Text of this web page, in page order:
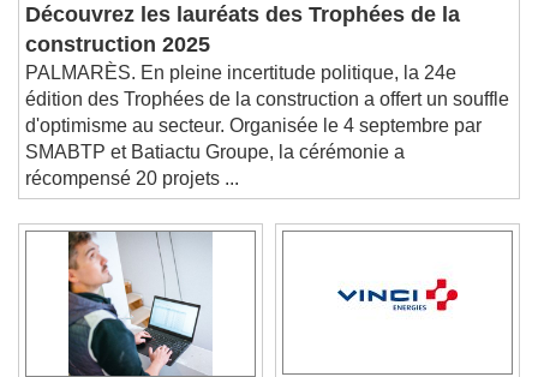
Découvrez les lauréats des Trophées de la
construction 2025
PALMARÈS. En pleine incertitude politique, la 24e
édition des Trophées de la construction a offert un souffle
d'optimisme au secteur. Organisée le 4 septembre par
SMABTP et Batiactu Groupe, la cérémonie a
récompensé 20 projets ...